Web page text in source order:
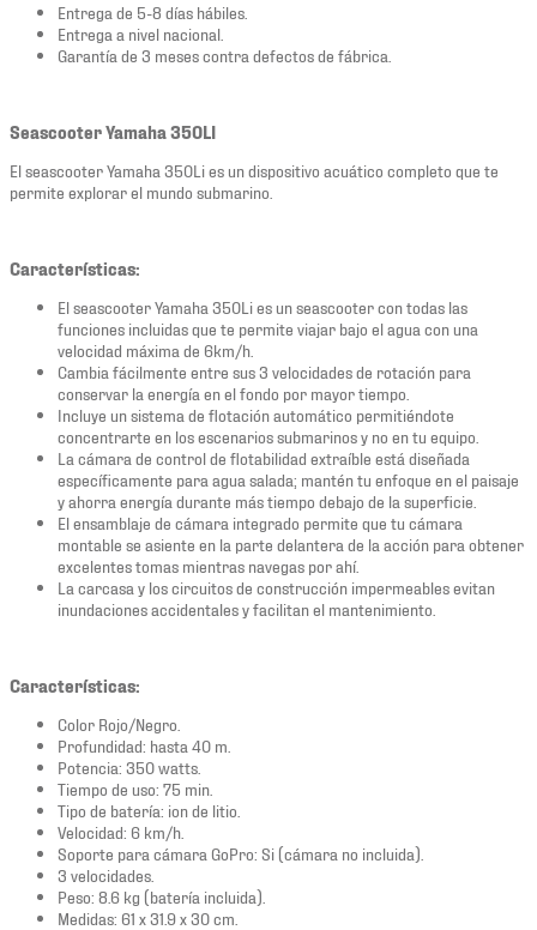
Entrega de 5-8 días hábiles.
Entrega a nivel nacional.
Garantía de 3 meses contra defectos de fábrica.
Seascooter Yamaha 350LI
El seascooter Yamaha 350Li es un dispositivo acuático completo que te
permite explorar el mundo submarino.
Características:
El seascooter Yamaha 350Li es un seascooter con todas las
funciones incluidas que te permite viajar bajo el agua con una
velocidad máxima de 6km/h.
Cambia fácilmente entre sus 3 velocidades de rotación para
conservar la energía en el fondo por mayor tiempo.
Incluye un sistema de flotación automático permitiéndote
concentrarte en los escenarios submarinos y no en tu equipo.
La cámara de control de flotabilidad extraíble está diseñada
específicamente para agua salada; mantén tu enfoque en el paisaje
y ahorra energía durante más tiempo debajo de la superficie.
El ensamblaje de cámara integrado permite que tu cámara
montable se asiente en la parte delantera de la acción para obtener
excelentes tomas mientras navegas por ahí.
La carcasa y los circuitos de construcción impermeables evitan
inundaciones accidentales y facilitan el mantenimiento.
Características:
Color Rojo/Negro.
Profundidad: hasta 40 m.
Potencia: 350 watts.
Tiempo de uso: 75 min.
Tipo de batería: ion de litio.
Velocidad: 6 km/h.
Soporte para cámara GoPro: Si (cámara no incluida).
3 velocidades.
Peso: 8.6 kg (batería incluida).
Medidas: 61 x 31.9 x 30 cm.